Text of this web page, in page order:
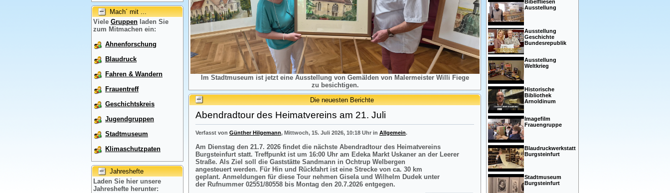
Mach´ mit ...
Viele Gruppen laden Sie
zum Mitmachen ein:
Ahnenforschung
Blaudruck
Fahren & Wandern
Frauentreff
Geschichtskreis
Jugendgruppen
Stadtmuseum
Klimaschutzpaten
Jahreshefte
Laden Sie hier unsere
Jahreshefte herunter:
Im Stadtmuseum ist jetzt eine Ausstellung von Gemälden von Malermeister Willi Fiege
zu besichtigen.
Die neuesten Berichte
Abendradtour des Heimatvereins am 21. Juli
Verfasst von Günther Hilgemann, Mittwoch, 15. Juli 2026, 10:18 Uhr in Allgemein.
Am Dienstag den 21.7. 2026 findet die nächste Abendradtour des Heimatvereins
Burgsteinfurt statt. Treffpunkt ist um 16:00 Uhr am Edeka Markt Uskaner an der Leerer
Straße. Als Ziel soll die Gaststätte Sandmann in Ochtrup Welbergen
angesteuert werden. Für Hin und Rückfahrt ist eine Strecke von ca. 30 km
geplant. Anmeldungen für diese Tour nehmen Gisela und Wilhelm Dudek unter
der Rufnummer 02551/80558 bis Montag den 20.7.2026 entgegen.
Bibelfliesen
Ausstellung
Ausstellung
Geschichte
Bundesrepublik
Ausstellung
Weltkrieg
Historische
Bibliothek
Arnoldinum
Imagefilm
Frauengruppe
Blaudruckwerkstatt
Burgsteinfurt
Stadtmuseum
Burgsteinfurt